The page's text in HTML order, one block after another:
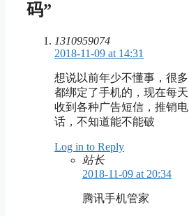
码”
1310959074
2018-11-09 at 14:31
想说以前年少不懂事，很多
都绑定了手机的，现在每天
收到各种广告短信，推销电
话，不知道能不能破
Log in to Reply
站长
2018-11-09 at 20:34
腾讯手机管家